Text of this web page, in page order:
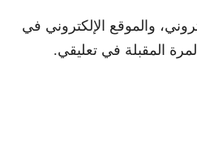
والموقع الإلكتروني في
المقبلة في تعليقي.